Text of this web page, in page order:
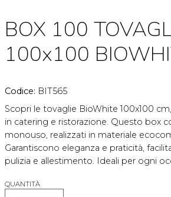
BOX 100
100x100
Codice: BIT565
Scopri le tovaglie BioWhite 100x100
in catering e ristorazione. Questo box
monouso, realizzati in materiale
Garantiscono eleganza e praticità,
pulizia e allestimento. Ideali per ogni
QUANTITÀ